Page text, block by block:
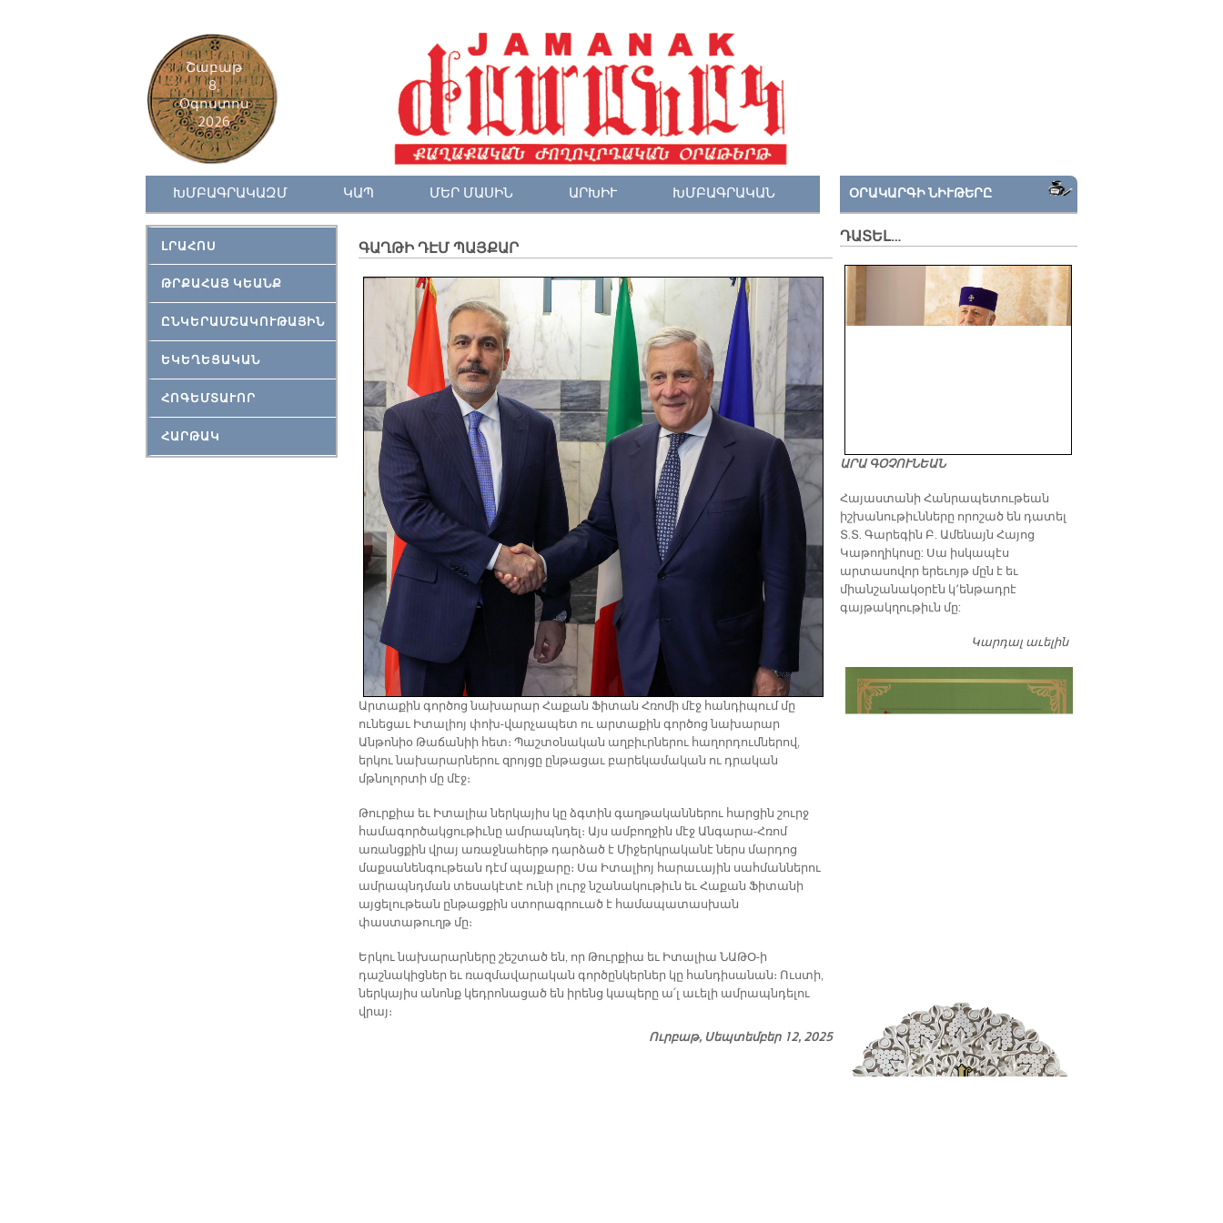
Շաբաթ
8,
Օգոստոս
2026
ԽՄԲԱԳՐԱԿԱԶՄ ԿԱՊ ՄԵՐ ՄԱՍԻՆ ԱՐԽԻՒ ԽՄԲԱԳՐԱԿԱՆ
ԼՐԱՀՈՍ
ԹՐՔԱՀԱՅ ԿԵԱՆՔ
ԸՆԿԵՐԱՄՇԱԿՈՒԹԱՅԻՆ
ԵԿԵՂԵՑԱԿԱՆ
ՀՈԳԵՄՏԱՒՈՐ
ՀԱՐԹԱԿ
ԳԱՂԹԻ ԴԷՄ ՊԱՅՔԱՐ
Արտաքին գործոց նախարար Հաքան Ֆիտան Հռոմի մէջ հանդիպում մը
ունեցաւ Իտալիոյ փոխ-վարչապետ ու արտաքին գործոց նախարար
Անթոնիօ Թաճանիի հետ։ Պաշտօնական աղբիւրներու հաղորդումներով,
երկու նախարարներու զրոյցը ընթացաւ բարեկամական ու դրական
մթնոլորտի մը մէջ։
Թուրքիա եւ Իտալիա ներկայիս կը ձգտին գաղթականներու հարցին շուրջ
համագործակցութիւնը ամրապնդել։ Այս ամբողջին մէջ Անգարա-Հռոմ
առանցքին վրայ առաջնահերթ դարձած է Միջերկրականէ ներս մարդոց
մաքսանենգութեան դէմ պայքարը։ Սա Իտալիոյ հարաւային սահմաններու
ամրապնդման տեսակէտէ ունի լուրջ նշանակութիւն եւ Հաքան Ֆիտանի
այցելութեան ընթացքին ստորագրուած է համապատասխան
փաստաթուղթ մը։
Երկու նախարարները շեշտած են, որ Թուրքիա եւ Իտալիա ՆԱԹՕ-ի
դաշնակիցներ եւ ռազմավարական գործընկերներ կը հանդիսանան։ Ուստի,
ներկայիս անոնք կեդրոնացած են իրենց կապերը ա՛լ աւելի ամրապնդելու
վրայ։
Ուրբաթ, Սեպտեմբեր 12, 2025
ՕՐԱԿԱՐԳԻ ՆԻՒԹԵՐԸ
ԴԱՏԵԼ…
ԱՐԱ ԳՕՉՈՒՆԵԱՆ
​Հայաստանի Հանրապետութեան
իշխանութիւնները որոշած են դատել
Տ.Տ. Գարեգին Բ. Ամենայն Հայոց
Կաթողիկոսը: Սա իսկապէս
արտասովոր երեւոյթ մըն է եւ
միանշանակօրէն կ՚ենթադրէ
գայթակղութիւն մը:
Կարդալ աւելինԴատել…